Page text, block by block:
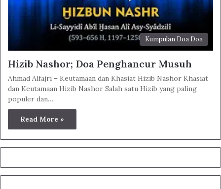
Kumpulan Doa Doa
Hizib Nashor; Doa Penghancur Musuh
Ahmad Alfajri – Keutamaan dan Khasiat Hizib Nashor Khasiat
dan Keutamaan Hizib Nashor Salah satu Hizib yang paling
populer dan…
Read More »